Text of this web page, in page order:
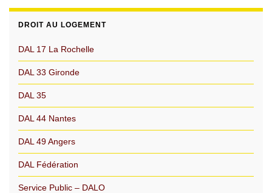
DROIT AU LOGEMENT
DAL 17 La Rochelle
DAL 33 Gironde
DAL 35
DAL 44 Nantes
DAL 49 Angers
DAL Fédération
Service Public – DALO